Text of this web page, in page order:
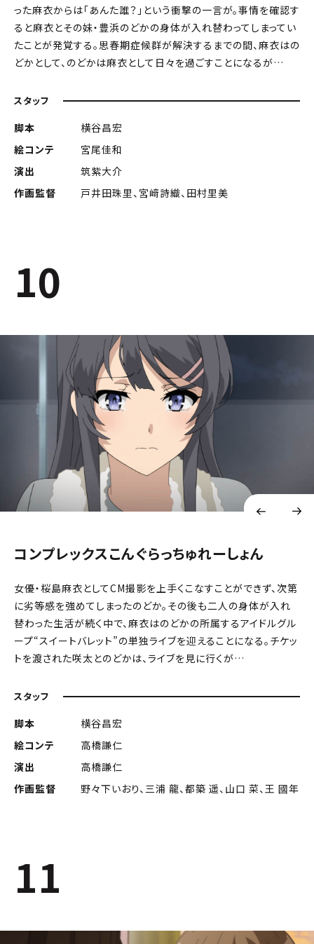
った麻衣からは「あんた誰？」という衝撃の一言が。事情を確認す
ると麻衣とその妹・豊浜のどかの身体が入れ替わってしまってい
たことが発覚する。思春期症候群が解決するまでの間、麻衣はの
どかとして、のどかは麻衣として日々を過ごすことになるが…
スタッフ
脚本
横谷昌宏
絵コンテ
宮尾佳和
演出
筑紫大介
作画監督
戸井田珠里、宮﨑詩織、田村里美
10
コンプレックスこんぐらっちゅれーしょん
女優・桜島麻衣としてCM撮影を上手くこなすことができず、次第
に劣等感を強めてしまったのどか。その後も二人の身体が入れ
替わった生活が続く中で、麻衣はのどかの所属するアイドルグル
ープ“スイートバレット”の単独ライブを迎えることになる。チケッ
トを渡された咲太とのどかは、ライブを見に行くが…
スタッフ
脚本
横谷昌宏
絵コンテ
高橋謙仁
演出
高橋謙仁
作画監督
野々下いおり、三浦 龍、都築 遥、山口 菜、王 國年
11